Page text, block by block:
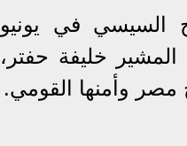
السيسي في يونيو
خليفة حفتر،
مصر وأمنها القومي.